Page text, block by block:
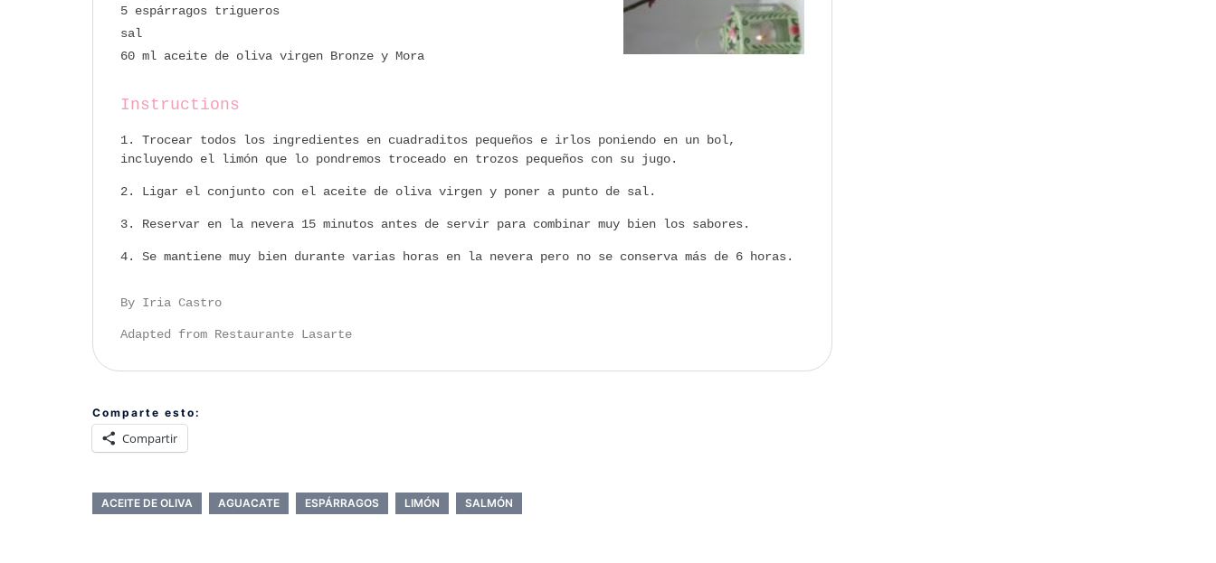
5 espárragos trigueros
sal
60 ml aceite de oliva virgen Bronze y Mora
Instructions
Trocear todos los ingredientes en cuadraditos pequeños e irlos poniendo en un bol,
incluyendo el limón que lo pondremos troceado en trozos pequeños con su jugo.
Ligar el conjunto con el aceite de oliva virgen y poner a punto de sal.
Reservar en la nevera 15 minutos antes de servir para combinar muy bien los sabores.
Se mantiene muy bien durante varias horas en la nevera pero no se conserva más de 6 horas.
By Iria Castro
Adapted from Restaurante Lasarte
Comparte esto:
Compartir
ACEITE DE OLIVA AGUACATE ESPÁRRAGOS LIMÓN SALMÓN